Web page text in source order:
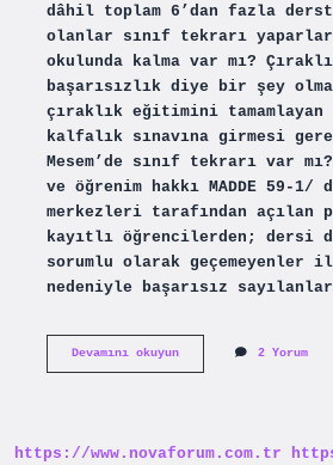
dâhil toplam 6’dan fazla
olanlar sınıf tekrarı
okulunda kalma var mı?
başarısızlık diye bir şey
çıraklık eğitimini tamamlayan
kalfalık sınavına girmesi
Mesem’de sınıf tekrarı var
ve öğrenim hakkı MADDE 59-
merkezleri tarafından açılan
kayıtlı öğrencilerden; dersi
sorumlu olarak geçemeyenler
nedeniyle başarısız
Devamını okuyunMesleki
Var
2 Yorum
https://www.novaforum.com.tr